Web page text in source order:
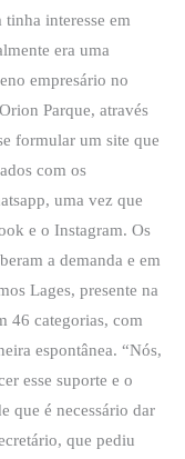
interesse em
era uma
empresário no
Parque, através
formular um site que
com os
uma vez que
e o Instagram. Os
a demanda e em
Lages, presente na
46 categorias, com
espontânea. “Nós,
esse suporte e o
que é necessário dar
que pediu